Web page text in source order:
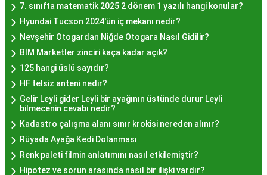
farklı mekanlarda çeşitli fiyat seçeneklerini
değerlendirerek, bütçenize uygun bir hayır lokması
bulabilirsiniz.
Hayır Lokması İstanbul
Deneyiminde Nelere Dikkat
Edilmeli?
İstanbul'da hayır lokması deneyimini daha özel
kılmak için birkaç öneri:
7. sınıfta matematik 2025 2 dönem 1 yazılı hangi konular?
Hyundai Tucson 2024'ün iç mekanı nedir?
Nevşehir Otogardan Niğde Otogara Nasıl Gidilir?
BİM Marketler zinciri kaça kadar açık?
125 hangi üslü sayıdır?
HF telsiz anteni nedir?
Gelir Leyli gider Leyli bir ayağının üstünde durur Leyli
bilmecenin cevabı nedir?
Kadastro çalışma alanı sınır krokisi nereden alınır?
Rüyada Ayağa Kedi Dolanması
Renk paleti filmin anlatımını nasıl etkilemiştir?
Hipotez ve sorun arasında nasıl bir ilişki vardır?